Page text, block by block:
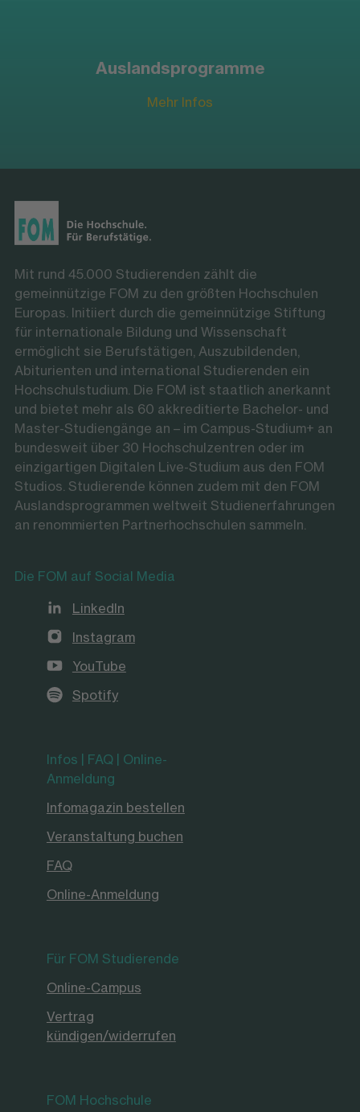
Auslandsprogramme
Mehr Infos
Mit rund 45.000 Studierenden zählt die
gemeinnützige FOM zu den größten Hochschulen
Europas. Initiiert durch die gemeinnützige Stiftung
für internationale Bildung und Wissenschaft
ermöglicht sie Berufstätigen, Auszubildenden,
Abiturienten und international Studierenden ein
Hochschulstudium. Die FOM ist staatlich anerkannt
und bietet mehr als 60 akkreditierte Bachelor- und
Master-Studiengänge an – im Campus-Studium+ an
bundesweit über 30 Hochschulzentren oder im
einzigartigen Digitalen Live-Studium aus den FOM
Studios. Studierende können zudem mit den FOM
Auslandsprogrammen weltweit Studienerfahrungen
an renommierten Partnerhochschulen sammeln.
Die FOM auf Social Media
LinkedIn
Instagram
YouTube
Spotify
Infos | FAQ | Online-
Anmeldung
Infomagazin bestellen
Veranstaltung buchen
FAQ
Online-Anmeldung
Für FOM Studierende
Online-Campus
Vertrag
kündigen/widerrufen
FOM Hochschule